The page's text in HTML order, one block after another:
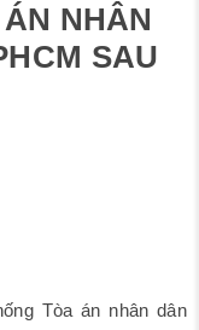
NHÂN
SAU
Tòa án nhân dân